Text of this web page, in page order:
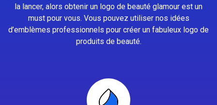
la lancer, alors obtenir un logo de beauté glamour est un
must pour vous. Vous pouvez utiliser nos idées
d’emblèmes professionnels pour créer un fabuleux logo de
produits de beauté.